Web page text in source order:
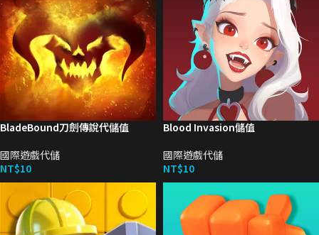
BladeBound刀劍傳說代儲值
國際遊戲代儲
NT$10
Blood Invasion儲值
國際遊戲代儲
NT$10